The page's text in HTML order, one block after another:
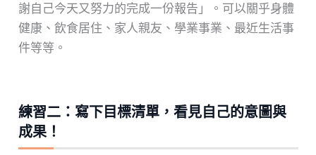
謝自己今天又努力的完成一份報告」。可以關乎身體
健康、飲食居住、家人親友、學業事業、最近生活事
件等等。
練習二：寫下目標清單，看見自己的意圖與
成果！